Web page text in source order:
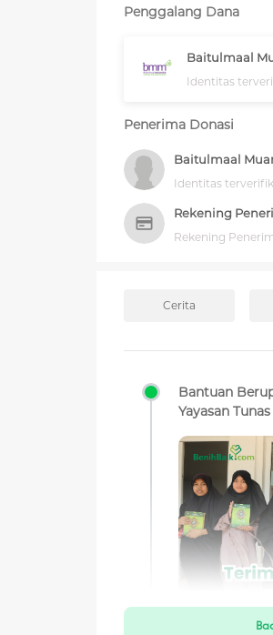
Penggalang Dana
Baitulmaal
Identitas
Penerima Donasi
Baitulmaal
Identitas
Rekening
Rekening
Cerita
Bantuan
Yayasan